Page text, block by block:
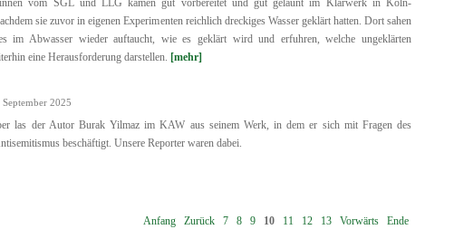
sie zuvor in eigenen Experimenten reichlich dreckiges Wasser geklärt hatten. Dort sahen
im Abwasser wieder auftaucht, wie es geklärt wird und erfuhren, welche ungeklärten
eine Herausforderung darstellen. [mehr]
September 2025
las der Autor Burak Yilmaz im KAW aus seinem Werk, in dem er sich mit Fragen des
beschäftigt. Unsere Reporter waren dabei.
Anfang Zurück 7 8 9 10 11 12 13 Vorwärts Ende